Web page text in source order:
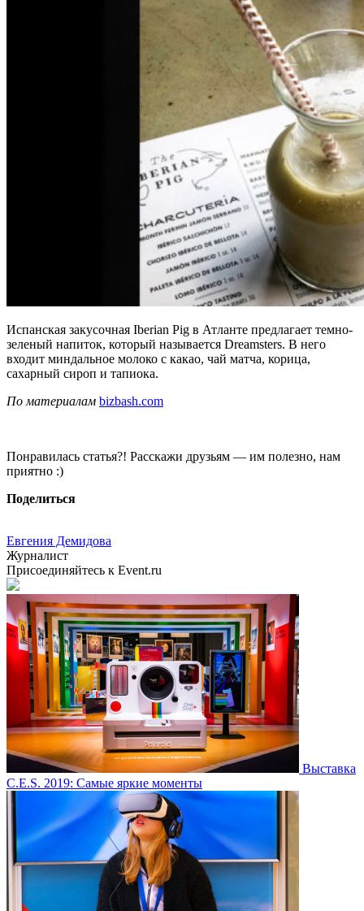
Испанская закусочная Iberian Pig в Атланте предлагает темно-
зеленый напиток, который называется Dreamsters. В него
входит миндальное молоко с какао, чай матча, корица,
сахарный сироп и тапиока.
По материалам bizbash.com
Понравилась статья?! Расскажи друзьям — им полезно, нам
приятно :)
Поделиться
Евгения Демидова
Журналист
Присоединяйтесь к Event.ru
Выставка
C.E.S. 2019: Самые яркие моменты